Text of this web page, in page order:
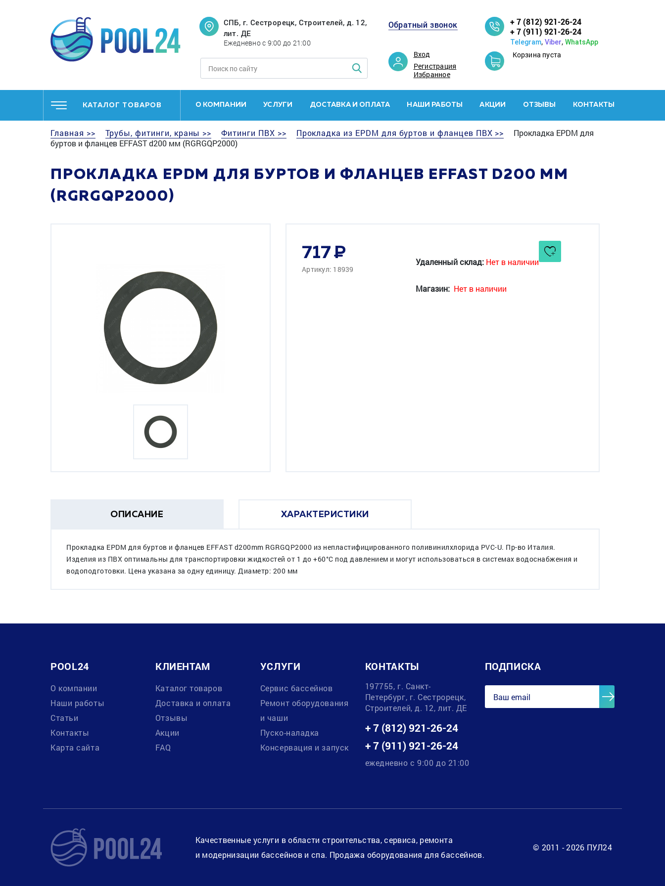
СПБ, г. Сестрорецк, Строителей, д. 12,
лит. ДЕ
Ежедневно с 9:00 до 21:00
Обратный звонок
Вход
Регистрация
Избранное
+ 7 (812) 921-26-24
+ 7 (911) 921-26-24
Telegram, Viber, WhatsApp
Корзина пуста
КАТАЛОГ ТОВАРОВ О КОМПАНИИ УСЛУГИ ДОСТАВКА И ОПЛАТА НАШИ РАБОТЫ АКЦИИ ОТЗЫВЫ КОНТАКТЫ
Главная >> Трубы, фитинги, краны >> Фитинги ПВХ >> Прокладка из EPDM для буртов и фланцев ПВХ >>
Прокладка EPDM для
буртов и фланцев EFFAST d200 мм (RGRGQP2000)
ПРОКЛАДКА EPDM ДЛЯ БУРТОВ И ФЛАНЦЕВ EFFAST D200 ММ
(RGRGQP2000)
717
Артикул: 18939
Удаленный склад: Нет в наличии
Магазин: Нет в наличии
ОПИСАНИЕ ХАРАКТЕРИСТИКИ
Прокладка EPDM для буртов и фланцев EFFAST d200mm RGRGQP2000 из непластифицированного поливинилхлорида PVC-U. Пр-во Италия.
Изделия из ПВХ оптимальны для транспортировки жидкостей от 1 до +60°C под давлением и могут использоваться в системах водоснабжения и
водоподготовки. Цена указана за одну единицу. Диаметр: 200 мм
POOL24
О компании
Наши работы
Статьи
Контакты
Карта сайта
КЛИЕНТАМ
Каталог товаров
Доставка и оплата
Отзывы
Акции
FAQ
УСЛУГИ
Сервис бассейнов
Ремонт оборудования
и чаши
Пуско-наладка
Консервация и запуск
КОНТАКТЫ
197755, г. Санкт-
Петербург, г. Сестрорецк,
Строителей, д. 12, лит. ДЕ
+ 7 (812) 921-26-24
+ 7 (911) 921-26-24
ежедневно с 9:00 до 21:00
ПОДПИСКА
Качественные услуги в области строительства, сервиса, ремонта
и модернизации бассейнов и спа. Продажа оборудования для бассейнов.
© 2011 - 2026 ПУЛ24